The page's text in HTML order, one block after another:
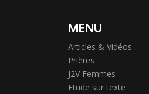
MENU
Articles & Vidéos
Prières
J2V Femmes
Etude sur texte